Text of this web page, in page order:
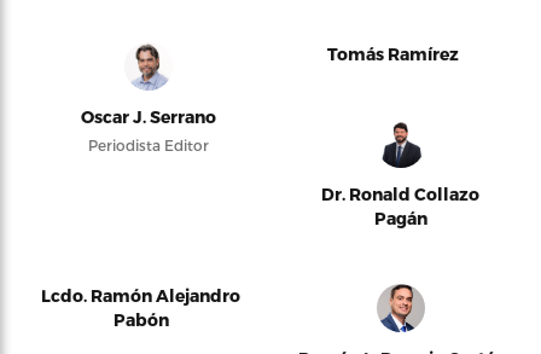
Oscar J. Serrano
Periodista Editor
Tomás Ramírez
Dr. Ronald Collazo
Pagán
Lcdo. Ramón Alejandro
Pabón